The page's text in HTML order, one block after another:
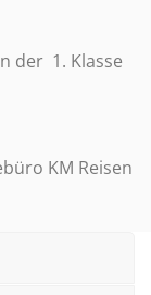
der 1. Klasse
KM Reisen